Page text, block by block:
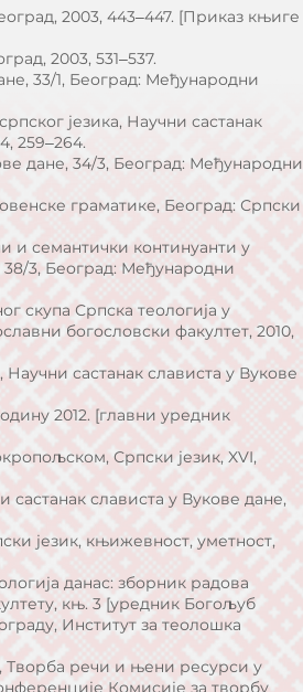
2003, 443‒447. [Приказ књиге
2003, 531‒537.
33/1, Београд: Међународни
језика, Научни састанак
259‒264.
дане, 34/3, Београд: Међународни
граматике, Београд: Српски
и семантички континуанти у
38/3, Београд: Међународни
скупа Српска теологија у
богословски факултет, 2010,
састанак слависта у Вукове
2012. [главни уредник
Српски језик, XVI,
слависта у Вукове дане,
језик, књижевност, уметност,
данас: зборник радова
књ. 3 [уредник Богољуб
Институт за теолошка
Творба речи и њени ресурси у
Комисије за творбу